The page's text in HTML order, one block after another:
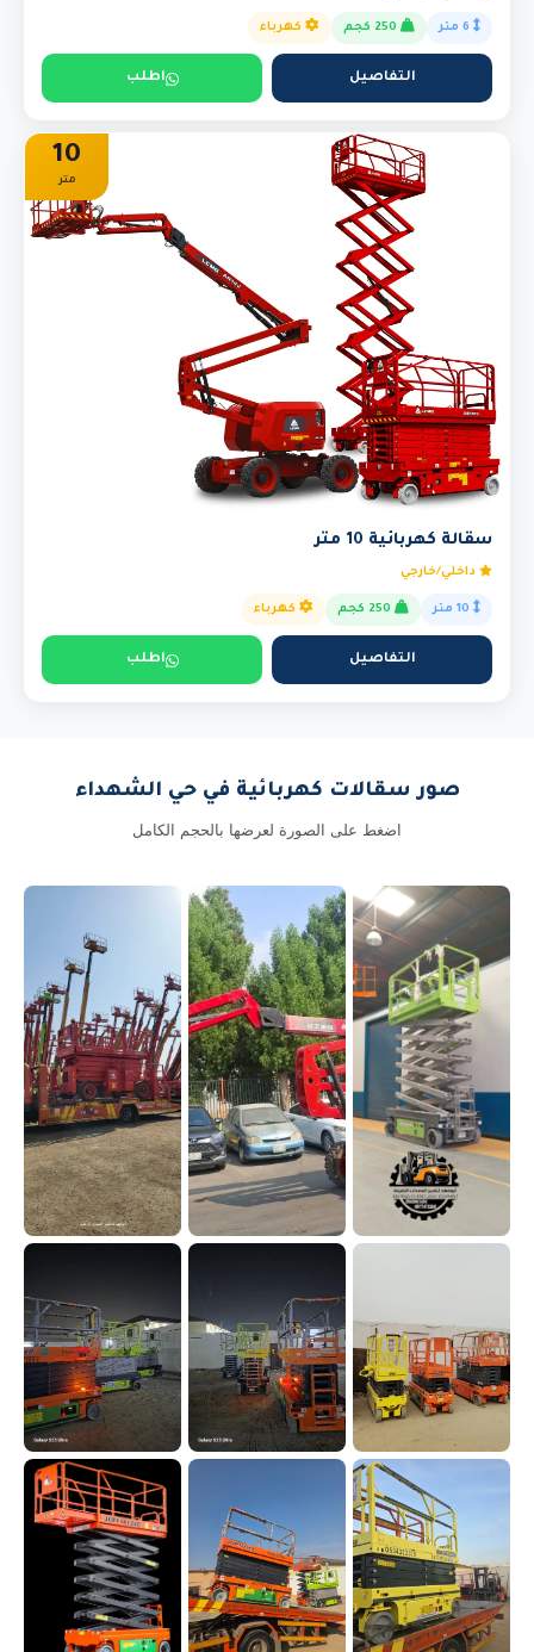
كهرباء
التفاصيل اطلب
10
متر
سقالة كهربائية 10 متر
داخلي/خارجي
كهرباء
التفاصيل اطلب
صور سقالات كهربائية في حي الشهداء
اضغط على الصورة لعرضها بالحجم الكامل